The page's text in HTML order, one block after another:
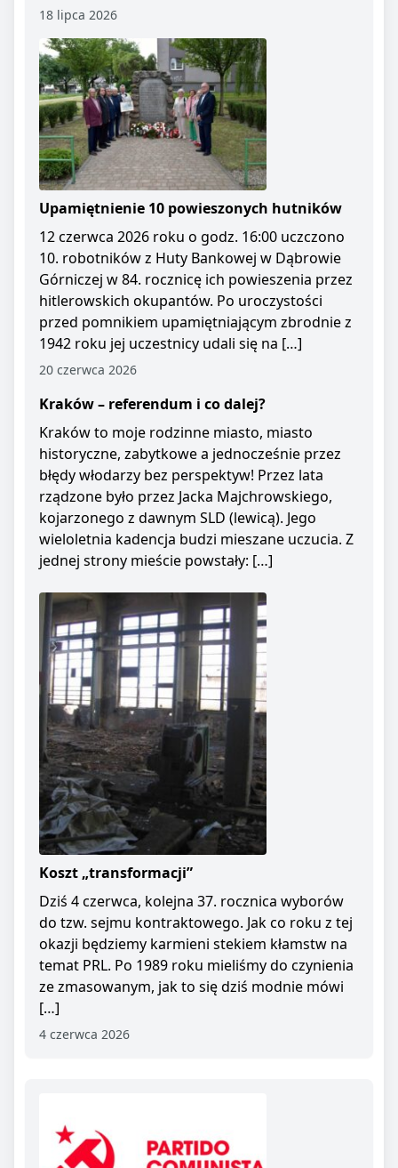
18 lipca 2026
Upamiętnienie 10 powieszonych hutników
12 czerwca 2026 roku o godz. 16:00 uczczono
10. robotników z Huty Bankowej w Dąbrowie
Górniczej w 84. rocznicę ich powieszenia przez
hitlerowskich okupantów. Po uroczystości
przed pomnikiem upamiętniającym zbrodnie z
1942 roku jej uczestnicy udali się na […]
20 czerwca 2026
Kraków – referendum i co dalej?
Kraków to moje rodzinne miasto, miasto
historyczne, zabytkowe a jednocześnie przez
błędy włodarzy bez perspektyw! Przez lata
rządzone było przez Jacka Majchrowskiego,
kojarzonego z dawnym SLD (lewicą). Jego
wieloletnia kadencja budzi mieszane uczucia. Z
jednej strony mieście powstały: […]
Koszt „transformacji”
Dziś 4 czerwca, kolejna 37. rocznica wyborów
do tzw. sejmu kontraktowego. Jak co roku z tej
okazji będziemy karmieni stekiem kłamstw na
temat PRL. Po 1989 roku mieliśmy do czynienia
ze zmasowanym, jak to się dziś modnie mówi
[…]
4 czerwca 2026